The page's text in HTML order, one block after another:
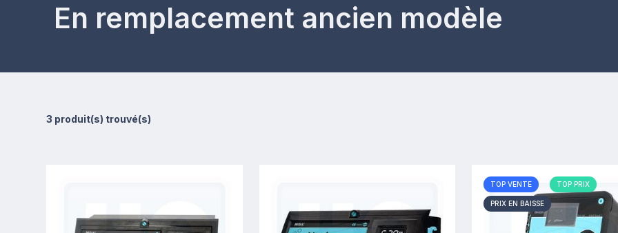
En remplacement ancien modèle
3 produit(s) trouvé(s)
TOP VENTE TOP PRIX
PRIX EN BAISSE